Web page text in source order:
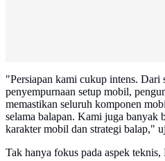
"Persiapan kami cukup intens. Dari
penyempurnaan setup mobil,
memastikan seluruh komponen
selama balapan. Kami juga banyak
karakter mobil dan strategi balap,"
Tak hanya fokus pada aspek